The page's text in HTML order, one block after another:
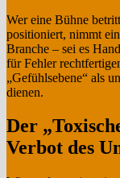
Wer eine Bühne
positioniert, nimmt
Branche – sei es
für Fehler
„Gefühlsebene“ als
dienen.
Der
Verbot des